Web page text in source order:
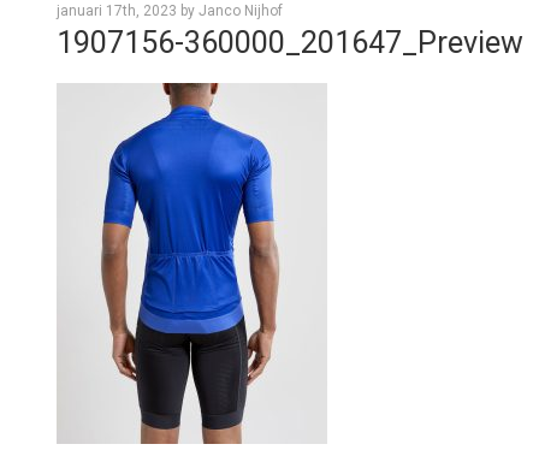
januari 17th, 2023 by Janco Nijhof
1907156-360000_201647_Preview